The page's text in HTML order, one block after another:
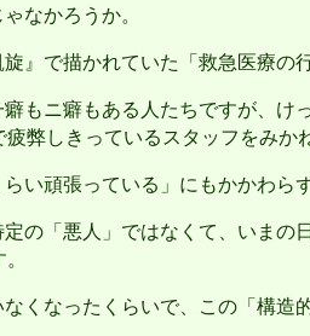
なかろうか。
』で描かれていた「救急医療
もニ癖もある人たちですが、
疲弊しきっているスタッフをみ
い頑張っている」にもかかわら
の「悪人」ではなくて、いま
くなったくらいで、この「構造